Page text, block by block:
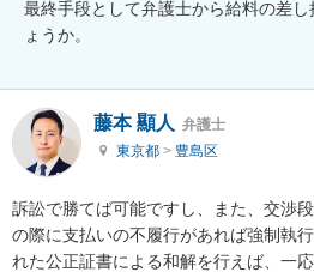
最終手段として弁護士から給料の差
ょうか。
藤本 顯人 弁護士
東京都 > 豊島区
訴訟で勝てば可能ですし、また、交渉
の際に支払いの不履行があれば強制執
れた公正証書による和解を行えば、一応